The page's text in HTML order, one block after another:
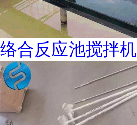
络合反应池搅拌机